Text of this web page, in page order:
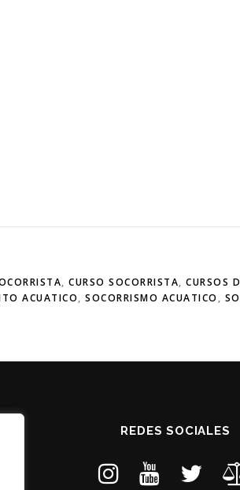
, CURSO SOCORRISTA, CURSOS
ACUATICO, SOCORRISMO ACUATICO ,
REDES SOCIALES